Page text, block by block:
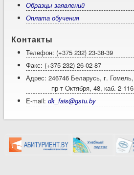
Образцы заявлений
Оплата обучения
Контакты
Телефон: (+375 232) 23-38-39
Факс: (+375 232) 26-02-87
Адрес: 246746 Беларусь, г. Гомель,
пр-т Октября, 48, каб. 2-116
E-mail:dk_fais@gstu.by